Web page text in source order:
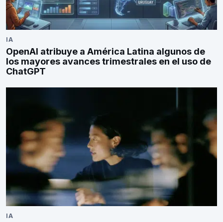
IA
OpenAI atribuye a América Latina algunos de
los mayores avances trimestrales en el uso de
ChatGPT
IA